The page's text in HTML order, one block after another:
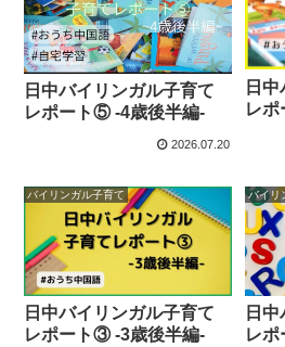
日中バイリンガル子育て
レポート⑤ -4歳後半編-
2026.07.20
日
レ
バイリンガル子育て
日中バイリンガル子育て
レポート③ -3歳後半編-
バイリ
日
レポ